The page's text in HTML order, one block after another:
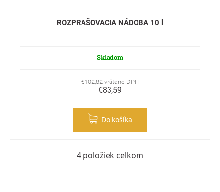
ROZPRAŠOVACIA NÁDOBA 10 l
Skladom
€102,82 vrátane DPH
€83,59
Do košíka
Ovládacie prvky výpisu
4 položiek celkom